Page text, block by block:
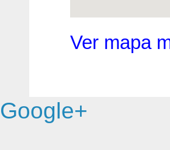
Ver mapa
Google+